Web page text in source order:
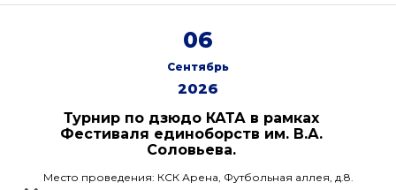
06
Сентябрь
2026
Турнир по дзюдо КАТА в рамках
Фестиваля единоборств им. В.А.
Соловьева.
Место проведения: КСК Арена, Футбольная аллея, д.8.